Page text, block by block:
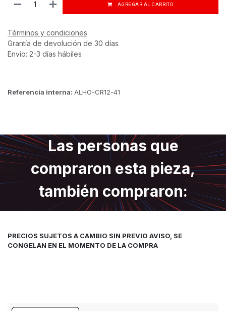
AGREGAR AL CARRITO
Términos y condiciones
Grantía de devolución de 30 días
Envío: 2-3 días hábiles
Referencia interna: ALHO-CR12-41
Las personas que
compraron esta pieza,
también compraron:
PRECIOS SUJETOS A CAMBIO SIN PREVIO AVISO, SE
CONGELAN EN EL MOMENTO DE LA COMPRA